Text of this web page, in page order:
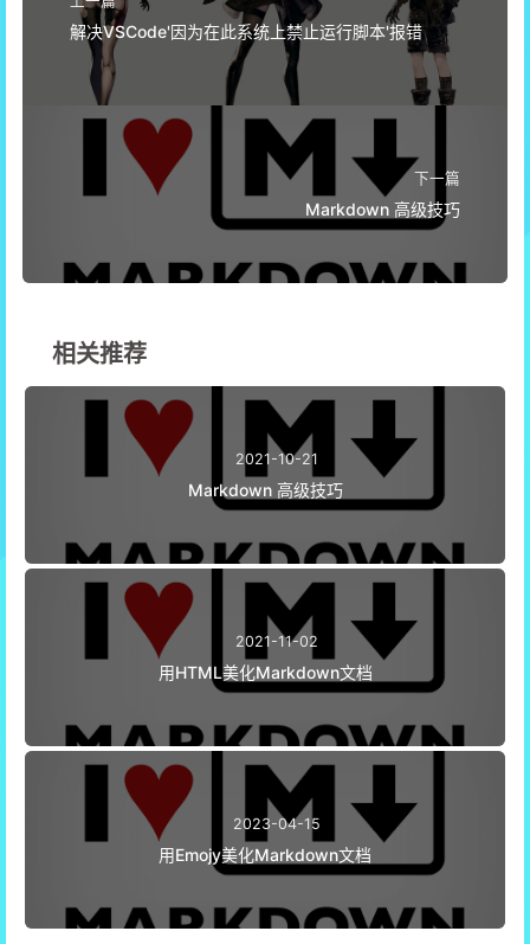
解决VSCode'因为在此系统上禁止运行脚本'报错
下一篇
Markdown 高级技巧
相关推荐
2021-10-21
Markdown 高级技巧
2021-11-02
用HTML美化Markdown文档
2023-04-15
用Emojy美化Markdown文档